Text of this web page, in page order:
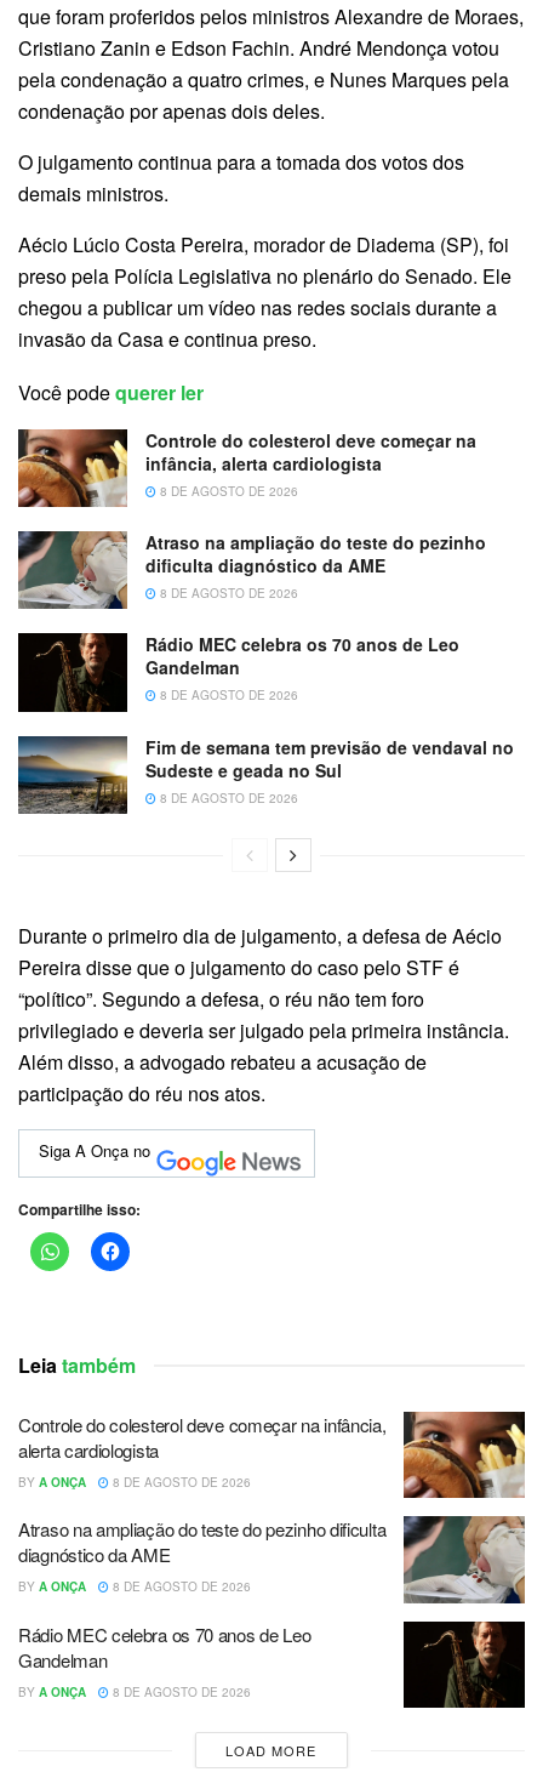
que foram proferidos pelos ministros Alexandre de Moraes,
Cristiano Zanin e Edson Fachin. André Mendonça votou
pela condenação a quatro crimes, e Nunes Marques pela
condenação por apenas dois deles.
O julgamento continua para a tomada dos votos dos
demais ministros.
Aécio Lúcio Costa Pereira, morador de Diadema (SP), foi
preso pela Polícia Legislativa no plenário do Senado. Ele
chegou a publicar um vídeo nas redes sociais durante a
invasão da Casa e continua preso.
Você podequerer ler
Controle do colesterol deve começar na
infância, alerta cardiologista
8 DE AGOSTO DE 2026
Atraso na ampliação do teste do pezinho
dificulta diagnóstico da AME
8 DE AGOSTO DE 2026
Rádio MEC celebra os 70 anos de Leo
Gandelman
8 DE AGOSTO DE 2026
Fim de semana tem previsão de vendaval no
Sudeste e geada no Sul
8 DE AGOSTO DE 2026
Durante o primeiro dia de julgamento, a defesa de Aécio
Pereira disse que o julgamento do caso pelo STF é
“político”. Segundo a defesa, o réu não tem foro
privilegiado e deveria ser julgado pela primeira instância.
Além disso, a advogado rebateu a acusação de
participação do réu nos atos.
Siga A Onça no
Compartilhe isso:
Leia também
Controle do colesterol deve começar na infância,
alerta cardiologista
BY A ONÇA 8 DE AGOSTO DE 2026
Atraso na ampliação do teste do pezinho dificulta
diagnóstico da AME
BY A ONÇA 8 DE AGOSTO DE 2026
Rádio MEC celebra os 70 anos de Leo
Gandelman
BY A ONÇA 8 DE AGOSTO DE 2026
LOAD MORE